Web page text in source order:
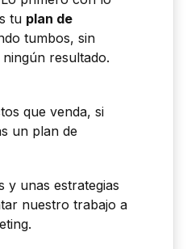
tu plan de
tumbos, sin
resultado.
que venda, si
un plan de
y unas estrategias
nuestro trabajo a